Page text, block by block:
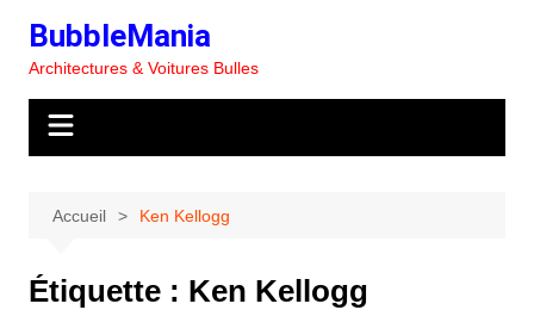
contenu
BubbleMania
Architectures & Voitures Bulles
Accueil Ken Kellogg
Étiquette : Ken Kellogg